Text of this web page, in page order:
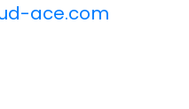
ace.com